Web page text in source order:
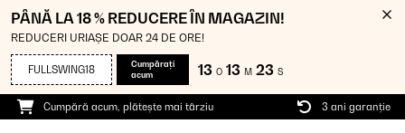
PÂNĂ LA 18 % REDUCERE ÎN MAGAZIN!
REDUCERI URIAȘE DOAR 24 DE ORE!
FULLSWING18
Cumpărați
acum
13 O 13 M 22 S
Cumpără acum, plătește mai târziu 3 ani garanție